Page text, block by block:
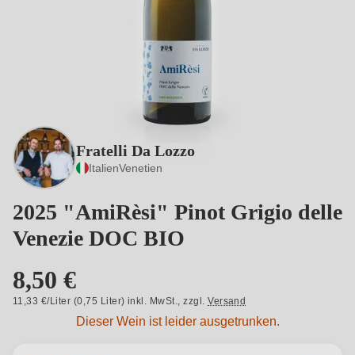
Fratelli Da Lozzo
ItalienVenetien
2025 "AmiRèsi" Pinot Grigio delle
Venezie DOC BIO
8,50 €
11,33 €/Liter (0,75 Liter) inkl. MwSt.,zzgl.Versand
Dieser Wein ist leider ausgetrunken.